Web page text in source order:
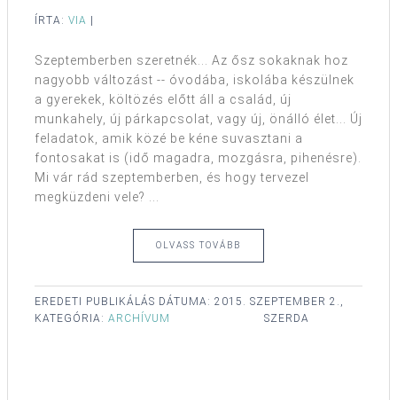
ÍRTA: VIA |
Szeptemberben szeretnék... Az ősz sokaknak hoz
nagyobb változást -- óvodába, iskolába készülnek
a gyerekek, költözés előtt áll a család, új
munkahely, új párkapcsolat, vagy új, önálló élet... Új
feladatok, amik közé be kéne suvasztani a
fontosakat is (idő magadra, mozgásra, pihenésre).
Mi vár rád szeptemberben, és hogy tervezel
megküzdeni vele? ...
OLVASS TOVÁBB
EREDETI PUBLIKÁLÁS DÁTUMA: 2015. SZEPTEMBER 2.,
SZERDA
KATEGÓRIA: ARCHÍVUM